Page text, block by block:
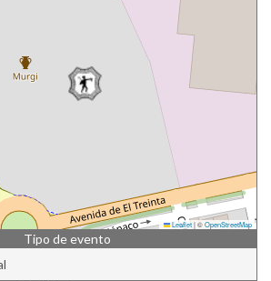
Leaflet|©OpenStreetMap
Tipo de evento